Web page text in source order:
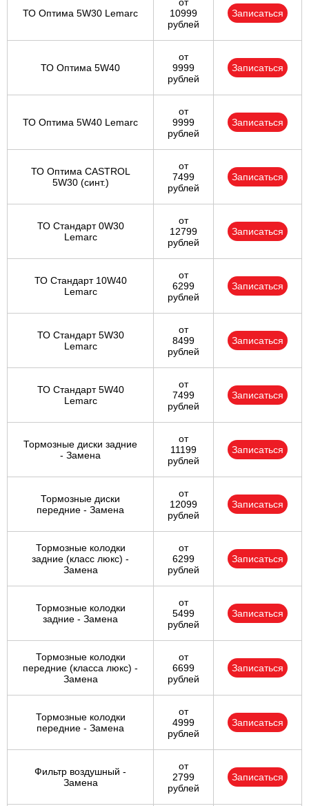
ТО Оптима 5W30 Lemarc
от
10999
рублей
Записаться
ТО Оптима 5W40
от
9999
рублей
Записаться
ТО Оптима 5W40 Lemarc
от
9999
рублей
Записаться
ТО Оптима CASTROL
5W30 (синт.)
от
7499
рублей
Записаться
ТО Стандарт 0W30
Lemarc
от
12799
рублей
Записаться
ТО Стандарт 10W40
Lemarc
от
6299
рублей
Записаться
ТО Стандарт 5W30
Lemarc
от
8499
рублей
Записаться
ТО Стандарт 5W40
Lemarc
от
7499
рублей
Записаться
Тормозные диски задние
- Замена
от
11199
рублей
Записаться
Тормозные диски
передние - Замена
от
12099
рублей
Записаться
Тормозные колодки
задние (класс люкс) -
Замена
от
6299
рублей
Записаться
Тормозные колодки
задние - Замена
от
5499
рублей
Записаться
Тормозные колодки
передние (класса люкс) -
Замена
от
6699
рублей
Записаться
Тормозные колодки
передние - Замена
от
4999
рублей
Записаться
Фильтр воздушный -
Замена
от
2799
рублей
Записаться